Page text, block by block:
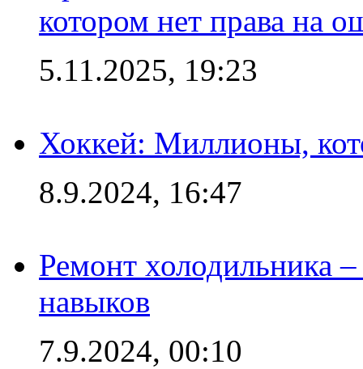
котором нет права на
5.11.2025, 19:23
Хоккей: Миллионы,
8.9.2024, 16:47
Ремонт холодильника
навыков
7.9.2024, 00:10